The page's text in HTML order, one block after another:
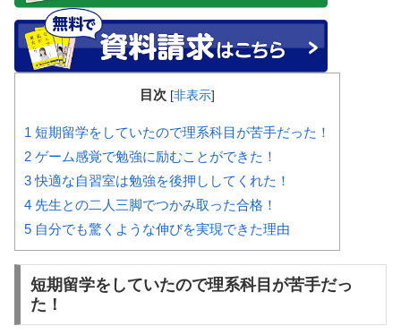
目次 [非表示]
1 短期留学をしていたので理系科目が苦手だった！
2 ゲーム感覚で勉強に励むことができた！
3快適な自習室は勉強を後押ししてくれた！
4 先生との二人三脚でつかみ取った合格！
5 自分でも驚くような伸びを実現できた理由
短期留学をしていたので理系科目が苦手だっ
た！